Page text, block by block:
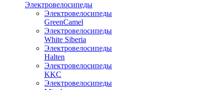
Электровелосипеды
Электровелосипеды
GreenCamel
Электровелосипеды
White Siberia
Электровелосипеды
Halten
Электровелосипеды
KKC
Электровелосипеды